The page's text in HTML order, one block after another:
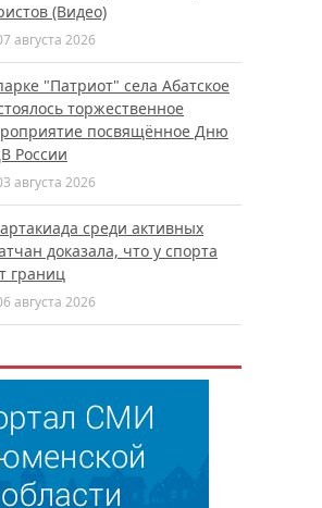
(Видео)
августа 2026
"Патриот" села Абатское
торжественное
посвящённое Дню
России
августа 2026
среди активных
доказала, что у спорта
границ
августа 2026